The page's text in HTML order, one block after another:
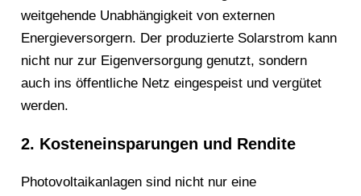
weitgehende Unabhängigkeit von externen
Energieversorgern. Der produzierte Solarstrom kann
nicht nur zur Eigenversorgung genutzt, sondern
auch ins öffentliche Netz eingespeist und vergütet
werden.
2. Kosteneinsparungen und Rendite
Photovoltaikanlagen sind nicht nur eine